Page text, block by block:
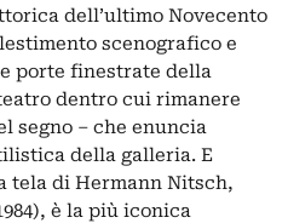
dell’ultimo Novecento
scenografico e
porte finestrate della
dentro cui rimanere
segno – che enuncia
della galleria. E
tela di Hermann Nitsch,
è la più iconica